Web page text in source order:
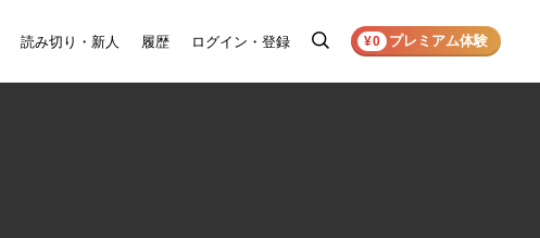
読み切り・新人 履歴 ログイン・登録
検
¥0 プレミアム体験